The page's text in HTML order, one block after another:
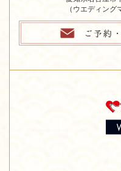
（ウエディング